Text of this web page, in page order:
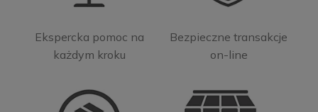
Ekspercka pomoc na
każdym kroku
Bezpieczne transakcje
on-line